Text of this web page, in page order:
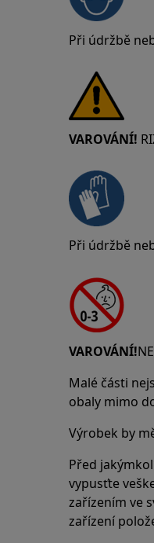
Při údržbě
VAROVÁNÍ!
Při údržbě
VAROVÁNÍ!
Malé části
obaly mimo
Výrobek by
Před
vypusťte
zařízením ve
zařízení